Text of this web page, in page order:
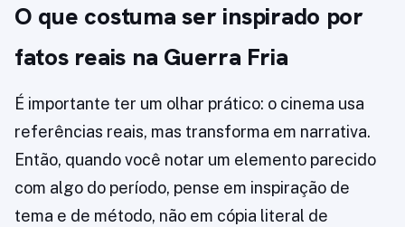
O que costuma ser inspirado por
fatos reais na Guerra Fria
É importante ter um olhar prático: o cinema usa
referências reais, mas transforma em narrativa.
Então, quando você notar um elemento parecido
com algo do período, pense em inspiração de
tema e de método, não em cópia literal de